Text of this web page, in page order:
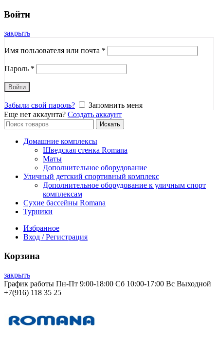
Войти
закрыть
Имя пользователя или почта *
Пароль *
Войти
Забыли свой пароль?
Запомнить меня
Еще нет аккаунта? Создать аккаунт
Search
for:
Искать
Домашние комплексы
Шведская стенка Romana
Маты
Дополнительное оборудование
Уличный детский спортивный комплекс
Дополнительное оборудование к уличным спорт
комплексам
Сухие бассейны Romana
Турники
Избранное
Вход / Регистрация
Корзина
закрыть
График работы Пн-Пт 9:00-18:00 Сб 10:00-17:00 Вс Выходной
+7(916) 118 35 25
Контакты